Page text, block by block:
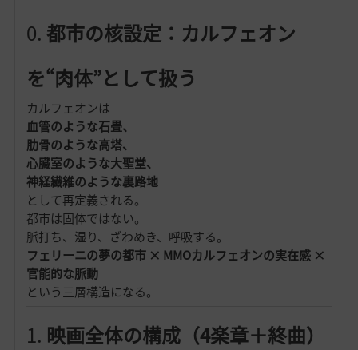
0. 都市の核設定：カルフェオン
を“肉体”として扱う
カルフェオンは
血管のような石畳、
肋骨のような高塔、
心臓室のような大聖堂、
神経繊維のような裏路地
として再定義される。
都市は固体ではない。
脈打ち、湿り、ざわめき、呼吸する。
フェリーニの夢の都市 × MMOカルフェオンの実在感 ×
官能的な脈動
という三層構造になる。
1. 映画全体の構成（4楽章＋終曲）